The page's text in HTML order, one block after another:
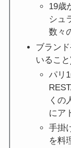
19歳
シュ
数々
ブラン
いるこ
パリ
くの
にア
手掛
を料